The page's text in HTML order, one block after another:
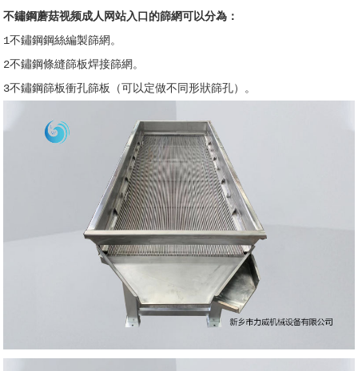
不鏽鋼蘑菇视频成人网站入口的篩網可以分為：
1不鏽鋼鋼絲編製篩網。
2不鏽鋼條縫篩板焊接篩網。
3不鏽鋼篩板衝孔篩板（可以定做不同形狀篩孔）。